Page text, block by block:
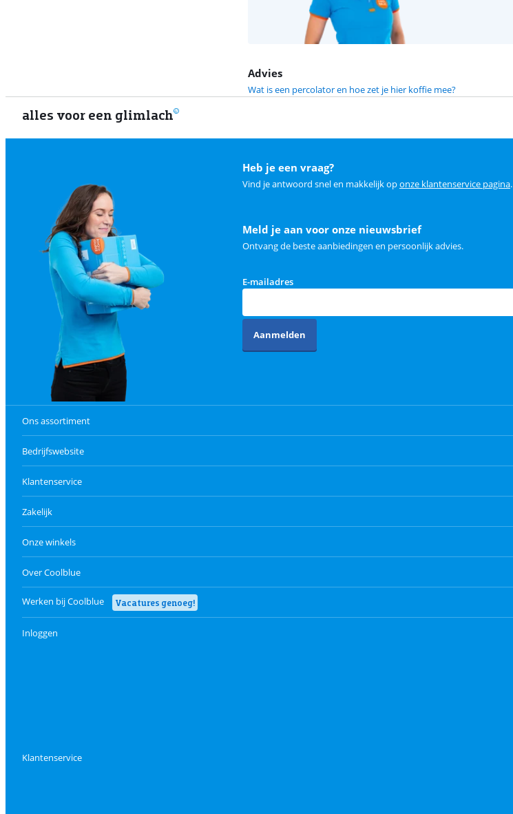
Advies
Wat is een percolator en hoe zet je hier koffie mee?
alles voor een glimlach
Heb je een vraag?
Vind je antwoord snel en makkelijk oponze klantenservice pagina.
Meld je aan voor onze nieuwsbrief
Ontvang de beste aanbiedingen en persoonlijk advies.
E-mailadres
Aanmelden
Ons assortiment
Bedrijfswebsite
Klantenservice
Zakelijk
Onze winkels
Over Coolblue
Werken bij Coolblue Vacatures genoeg!
Inloggen
Klantenservice